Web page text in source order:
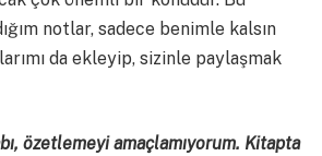
notlar, sadece benimle kalsın
da ekleyip, sizinle paylaşmak
özetlemeyi amaçlamıyorum. Kitapta